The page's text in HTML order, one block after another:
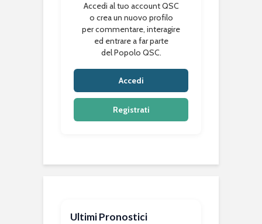
Accedi al tuo account QSC
o crea un nuovo profilo
per commentare, interagire
ed entrare a far parte
del Popolo QSC.
Accedi
Registrati
Ultimi Pronostici